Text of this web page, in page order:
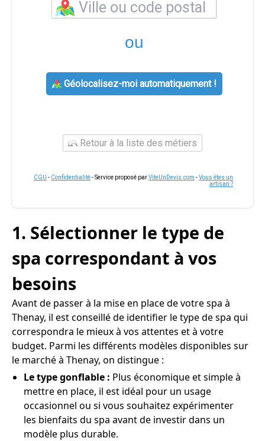
ou
Géolocalisez-moi automatiquement !
Retour à la liste des métiers
CGU - Confidentialité- Service proposé parViteUnDevis.com -Vous êtes un
artisan ?
1. Sélectionner le type de
spa correspondant à vos
besoins
Avant de passer à la mise en place de votre spa à
Thenay, il est conseillé de identifier le type de spa qui
correspondra le mieux à vos attentes et à votre
budget. Parmi les différents modèles disponibles sur
le marché à Thenay, on distingue :
Le type gonflable : Plus économique et simple à
mettre en place, il est idéal pour un usage
occasionnel ou si vous souhaitez expérimenter
les bienfaits du spa avant de investir dans un
modèle plus durable.